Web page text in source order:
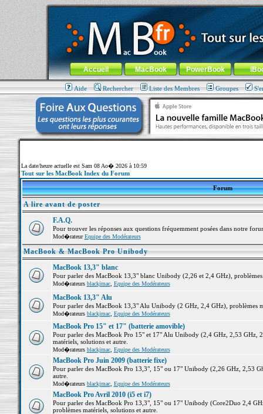
MacBook-fr.com : 100% Apple... 100% nomade !
Aller au contenu-Aller au menu général-Aller au menu de
Menu général
Accueil MacBook PowerBook
Aide Rechercher Liste des Membres Groupes
La date/heure actuelle est Sam 08 Ao� 2026 à 10:59
Tout sur les MacBook Index du Forum
Forum
A lire avant de poster
F.A.Q.
Pour trouver les réponses aux questions fréquemment posées dans notre
Mod�rateurEquipe des Modérateurs
MacBook & MacBook Pro Unibody
MacBook 13,3" blanc
Pour parler des MacBook 13,3" blanc Unibody (2,26 et 2,4 GHz),
Mod�rateurs blackjmac, Equipe des Modérateurs
MacBook 13,3" Alu
Pour parler des MacBook 13,3" Alu Unibody (2 GHz, 2,4 GHz), problèmes
Mod�rateurs blackjmac, Equipe des Modérateurs
MacBook Pro 15" et 17" (batterie amovible)
Pour parler des MacBook Pro 15" et 17" Alu Unibody (2,4 GHz, 2,53 GHz,
matériels, solutions et autre.
Mod�rateurs blackjmac, Equipe des Modérateurs
MacBook Pro Juin 2009 (batterie fixe)
Pour parler des MacBook Pro 13,3", 15" ou 17" Unibody (2,26 GHz, 2,53
autre.
Mod�rateurs blackjmac, Equipe des Modérateurs
MacBook Pro Avril 2010 (i5 et i7)
Pour parler des MacBook Pro 13,3", 15" ou 17" Unibody (Core2Duo 2,4
problèmes matériels, solutions et autre.